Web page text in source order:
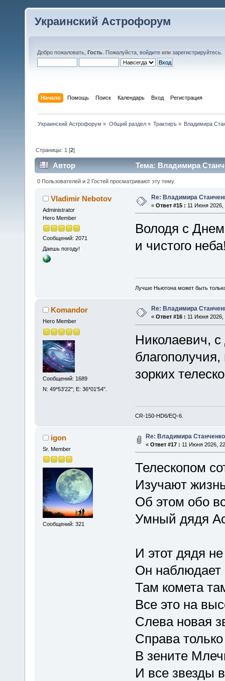
Украинский Астрофорум
Добро пожаловать, Гость . Пожалуйста, войдите или зарегистрируйтесь
Начало Помощь Поиск Календарь Вход Регистрация
Украинский Астрофорум » Общий раздел» Трактиръ» Владимира
Страницы: 1 [2]
Автор Тема: Владимира
0 Пользователей и 2 Гостей просматривают эту тему.
Vladimir Nebotov
Administrator
Hero Member
Сообщений: 2071
Даешь погоду!
Re: Владимира
« Ответ #15 : 11 Июня 2026,
Володя с
и чистого
Лучше Ньютона может быть
Komandor
Hero Member
Сообщений: 1689
N: 49*53'22"; E: 36*01'54".
Re: Владимира
« Ответ #16 : 11 Июня 2026,
Николаевич,
зорких
CR-150-HD6/EQ-6.
igon
Sr. Member
Сообщений: 321
Re: Владимира
« Ответ #17 : 11 Июня 2026,
Телескопом
Изучают
Об этом обо
Умный дядя
И этот дядя
Он наблюдает
Там комета
Все это на
Слева новая
Справа
В зените
И все звезды